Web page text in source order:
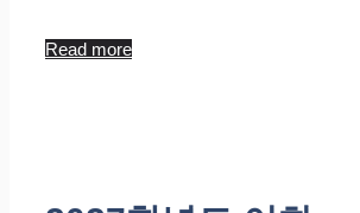
Read more